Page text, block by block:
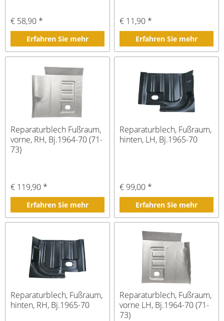
€ 58,90 *
Erfahren Sie mehr
€ 11,90 *
Erfahren Sie mehr
Reparaturblech Fußraum,
vorne, RH, Bj.1964-70 (71-
73)
€ 119,90 *
Erfahren Sie mehr
Reparaturblech, Fußraum,
hinten, LH, Bj.1965-70
€ 99,00 *
Erfahren Sie mehr
Reparaturblech, Fußraum,
hinten, RH, Bj.1965-70
Reparaturblech, Fußraum,
vorne LH, Bj.1964-70 (71-
73)